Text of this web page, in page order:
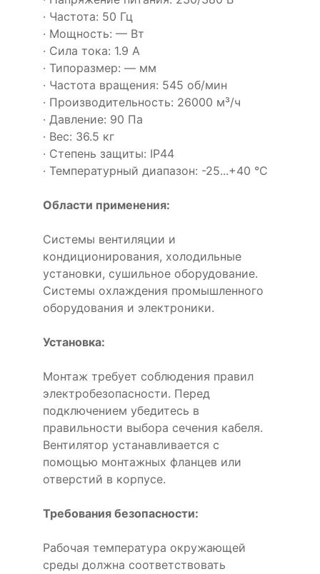
· Частота: 50 Гц
· Мощность: — Вт
· Сила тока: 1.9 А
· Типоразмер: — мм
· Частота вращения: 545 об/мин
· Производительность: 26000 м³/ч
· Давление: 90 Па
· Вес: 36.5 кг
· Степень защиты: IP44
· Температурный диапазон: -25...+40 °C
Области применения:
Системы вентиляции и
кондиционирования, холодильные
установки, сушильное оборудование.
Системы охлаждения промышленного
оборудования и электроники.
Установка:
Монтаж требует соблюдения правил
электробезопасности. Перед
подключением убедитесь в
правильности выбора сечения кабеля.
Вентилятор устанавливается с
помощью монтажных фланцев или
отверстий в корпусе.
Требования безопасности:
Рабочая температура окружающей
среды должна соответствовать